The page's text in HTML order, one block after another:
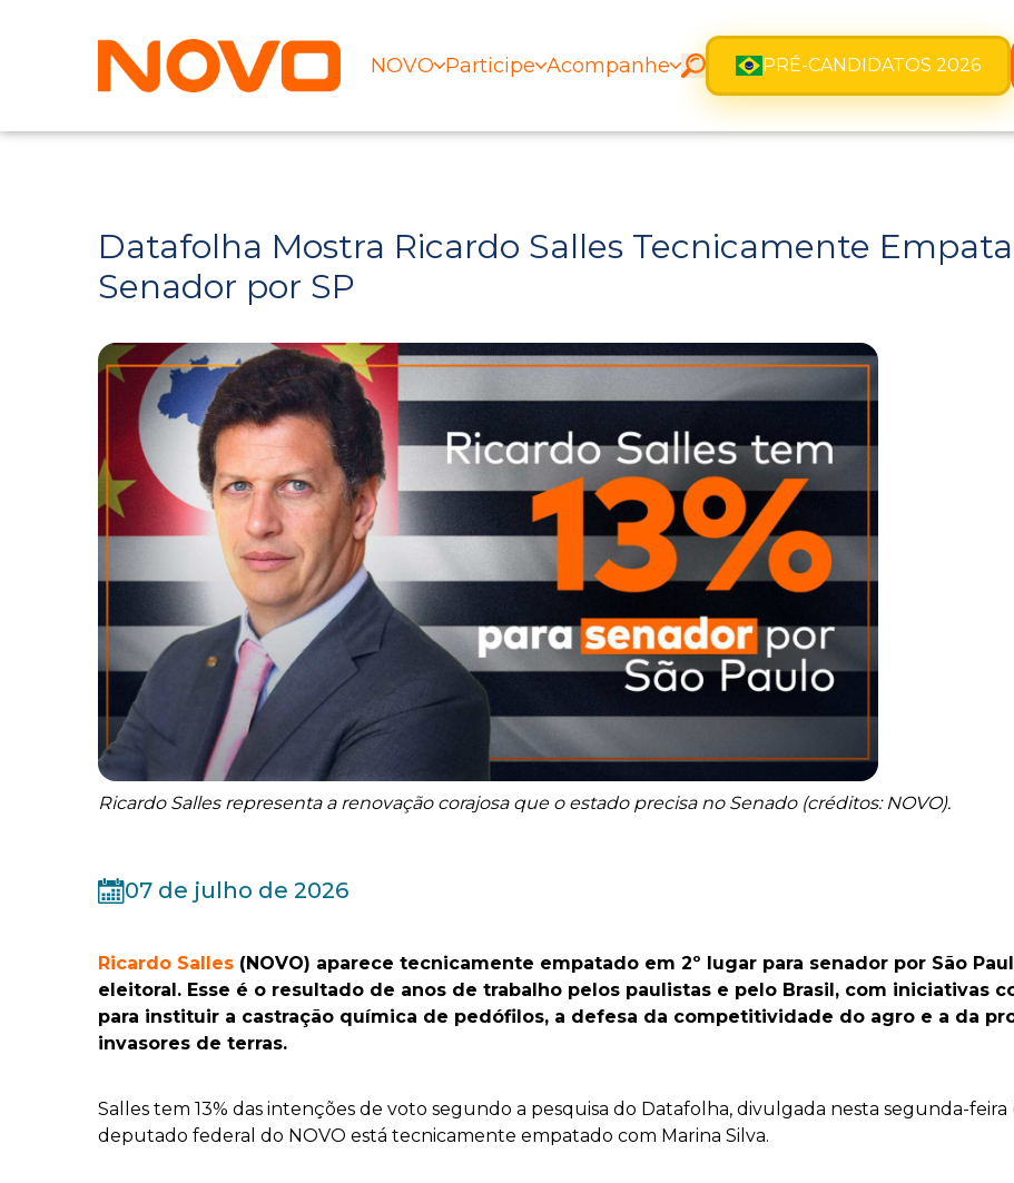
NOVO Participe Acompanhe PRÉ-CANDIDATOS 2026
Datafolha Mostra Ricardo Salles Tecnicamente
Senador por SP
Ricardo Salles representa a renovação corajosa que o estado precisa no Senado (créditos: NOVO).
07 de julho de 2026
Ricardo Salles (NOVO) aparece tecnicamente empatado em 2º lugar para senador por São
eleitoral. Esse é o resultado de anos de trabalho pelos paulistas e pelo Brasil, com iniciativas
para instituir a castração química de pedófilos, a defesa da competitividade do agro e a da
invasores de terras.
Salles tem 13% das intenções de voto segundo a pesquisa do Datafolha, divulgada nesta segunda-
deputado federal do NOVO está tecnicamente empatado com Marina Silva.